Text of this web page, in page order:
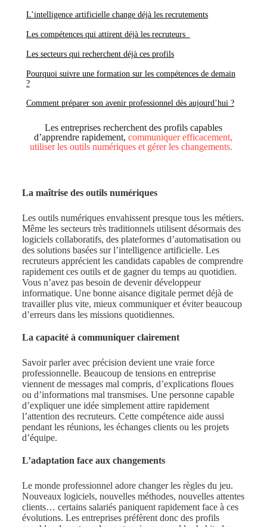
Les entreprises recherchent des profils capables
d’apprendre rapidement,communiquer efficacement,
utiliser les outils numériques et gérer les changements.
L’intelligence artificielle change déjà les recrutements
Les compétences qui attirent déjà les recruteurs
Les secteurs qui recherchent déjà ces profils
Pourquoi suivre une formation sur les compétences de demain
?
Comment préparer son avenir professionnel dès aujourd’hui ?
La maîtrise des outils numériques
Les outils numériques envahissent presque tous les métiers.
Même les secteurs très traditionnels utilisent désormais des
logiciels collaboratifs, des plateformes d’automatisation ou
des solutions basées sur l’intelligence artificielle. Les
recruteurs apprécient les candidats capables de comprendre
rapidement ces outils et de gagner du temps au quotidien.
Vous n’avez pas besoin de devenir développeur
informatique. Une bonne aisance digitale permet déjà de
travailler plus vite, mieux communiquer et éviter beaucoup
d’erreurs dans les missions quotidiennes.
La capacité à communiquer clairement
Savoir parler avec précision devient une vraie force
professionnelle. Beaucoup de tensions en entreprise
viennent de messages mal compris, d’explications floues
ou d’informations mal transmises. Une personne capable
d’expliquer une idée simplement attire rapidement
l’attention des recruteurs. Cette compétence aide aussi
pendant les réunions, les échanges clients ou les projets
d’équipe.
L’adaptation face aux changements
Le monde professionnel adore changer les règles du jeu.
Nouveaux logiciels, nouvelles méthodes, nouvelles attentes
clients… certains salariés paniquent rapidement face à ces
évolutions. Les entreprises préfèrent donc des profils